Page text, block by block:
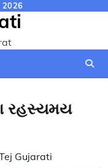
2026
રહસ્યમય
Gujarati